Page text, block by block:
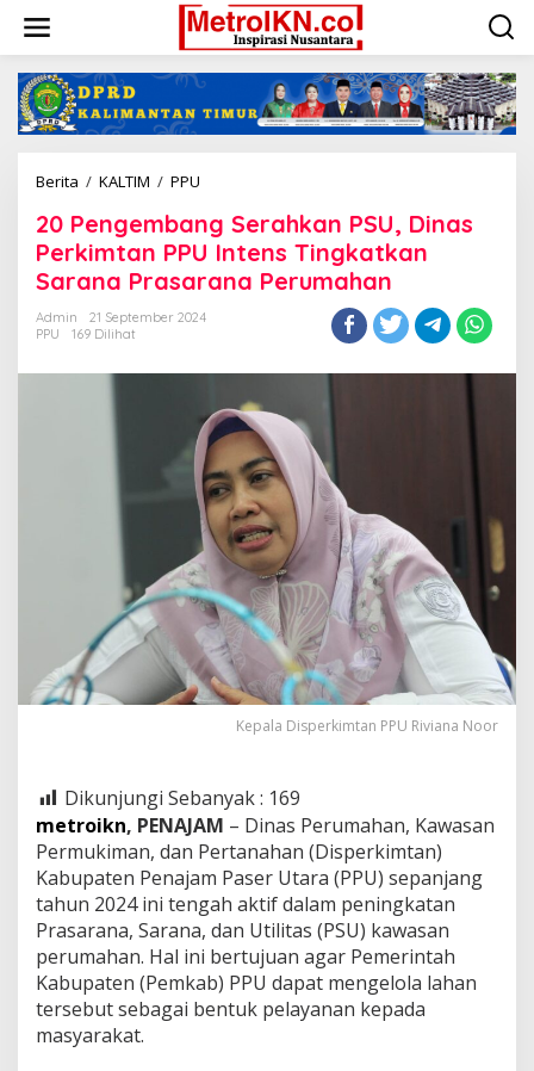
konten
Berita / KALTIM / PPU
Serahkan
PSU,
Dinas
Perkimtan
PPU
Sarana
Perumahan
20 Pengembang Serahkan PSU, Dinas
Perkimtan PPU Intens Tingkatkan
Sarana Prasarana Perumahan
Admin
21 September 2024
PPU
169 Dilihat
Kepala Disperkimtan PPU Riviana Noor
Dikunjungi Sebanyak : 169
metroikn, PENAJAM – Dinas Perumahan, Kawasan
Permukiman, dan Pertanahan (Disperkimtan)
Kabupaten Penajam Paser Utara (PPU) sepanjang
tahun 2024 ini tengah aktif dalam peningkatan
Prasarana, Sarana, dan Utilitas (PSU) kawasan
perumahan. Hal ini bertujuan agar Pemerintah
Kabupaten (Pemkab) PPU dapat mengelola lahan
tersebut sebagai bentuk pelayanan kepada
masyarakat.